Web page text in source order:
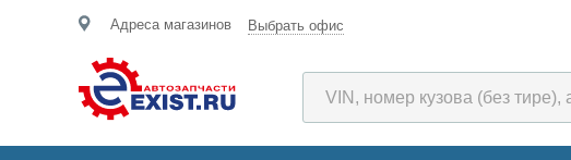
Адреса магазинов Выбрать офис